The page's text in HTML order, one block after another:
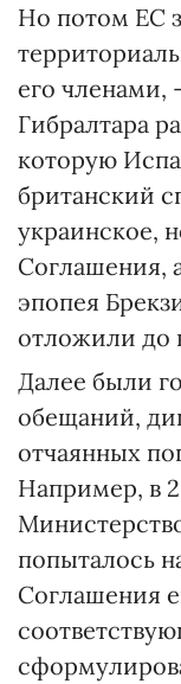
Но потом ЕС
его членами,
Гибралтара
которую
британский
украинское,
Соглашения,
эпопея
отложили до
Далее были
обещаний,
отчаянных
Например, в
попыталось
Соглашения